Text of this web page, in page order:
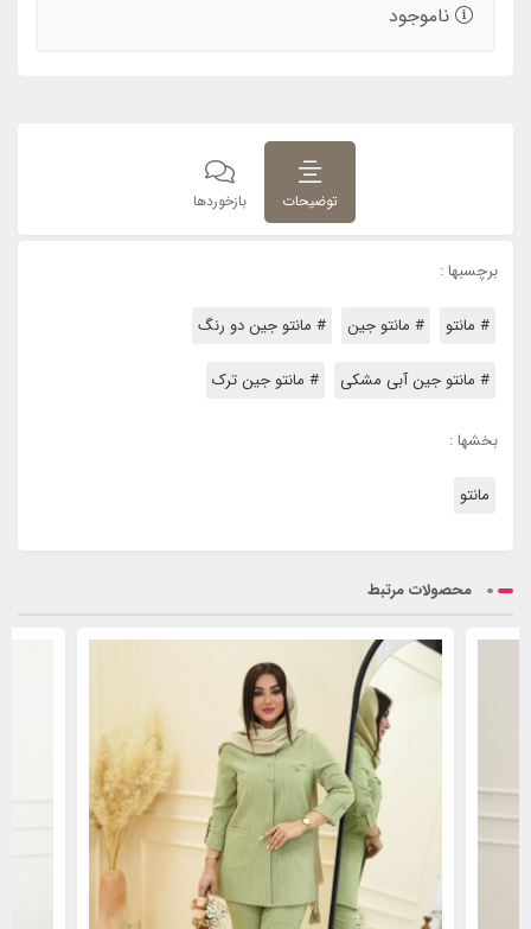
ناموجود
توضیحات بازخوردها
برچسبها :
# مانتو # مانتو جین # مانتو جین دو رنگ
# مانتو جین آبی مشکی # مانتو جین ترک
بخشها :
مانتو
محصولات مرتبط